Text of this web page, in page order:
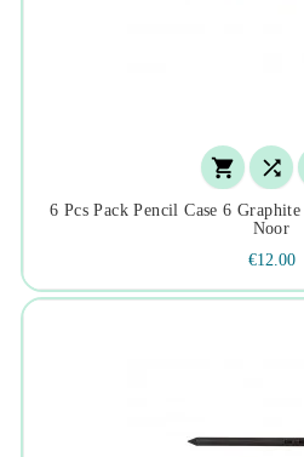
 
6 Pcs Pack Pencil Case 6
Noor
€12.00